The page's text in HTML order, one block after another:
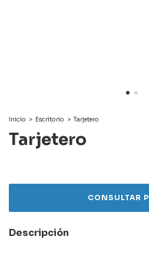
Inicio > Escritorio > Tarjetero
Tarjetero
Descripción